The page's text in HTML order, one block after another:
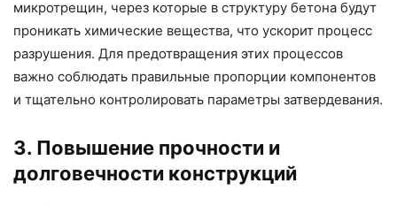
микротрещин, через которые в структуру бетона будут
проникать химические вещества, что ускорит процесс
разрушения. Для предотвращения этих процессов
важно соблюдать правильные пропорции компонентов
и тщательно контролировать параметры затвердевания.
3. Повышение прочности и
долговечности конструкций